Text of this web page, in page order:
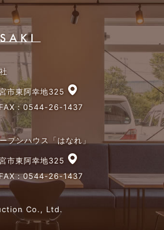
市東阿幸地325
：0544-26-1437
プンハウス「はなれ」
市東阿幸地325
：0544-26-1437
Co., Ltd.